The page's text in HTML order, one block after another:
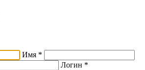
Имя *
Логин *